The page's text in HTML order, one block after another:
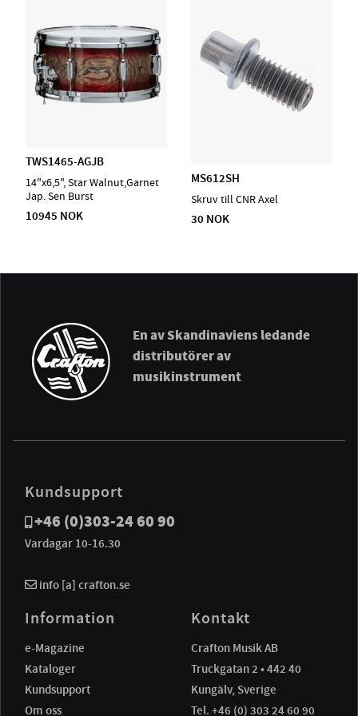
TWS1465-AGJB
14"x6,5", Star Walnut,Garnet
Jap. Sen Burst
10945 NOK
MS612SH
Skruv till CNR Axel
30 NOK
En av Skandinaviens ledande
distributörer av
musikinstrument
Kundsupport
+46 (0)303-24 60 90
Vardagar 10-16.30
info [a] crafton.se
Information
e-Magazine
Kataloger
Kundsupport
Om oss
Kontakt
Crafton Musik AB
Truckgatan 2 • 442 40
Kungälv, Sverige
Tel. +46 (0) 303 24 60 90